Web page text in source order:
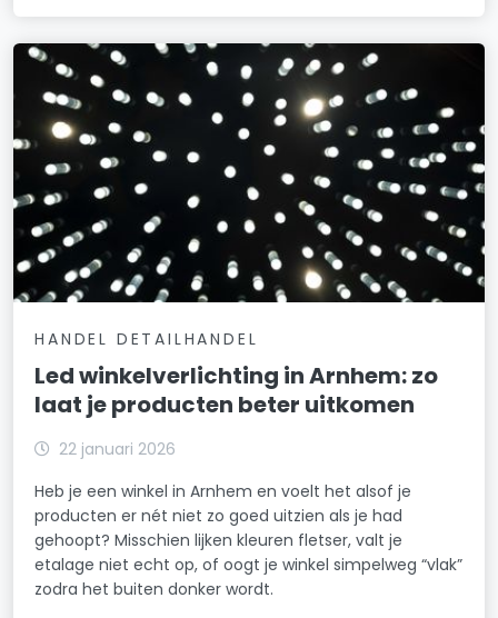
HANDEL DETAILHANDEL
Led winkelverlichting in Arnhem: zo
laat je producten beter uitkomen
22 januari 2026
Heb je een winkel in Arnhem en voelt het alsof je
producten er nét niet zo goed uitzien als je had
gehoopt? Misschien lijken kleuren fletser, valt je
etalage niet echt op, of oogt je winkel simpelweg “vlak”
zodra het buiten donker wordt.